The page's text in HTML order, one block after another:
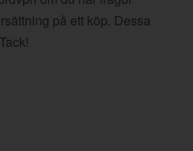
på ett köp. Dessa